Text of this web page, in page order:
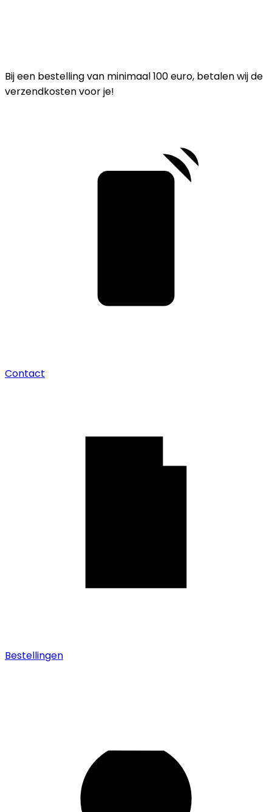
Bij een bestelling van minimaal 100 euro, betalen wij de
verzendkosten voor je!
Contact
Bestellingen